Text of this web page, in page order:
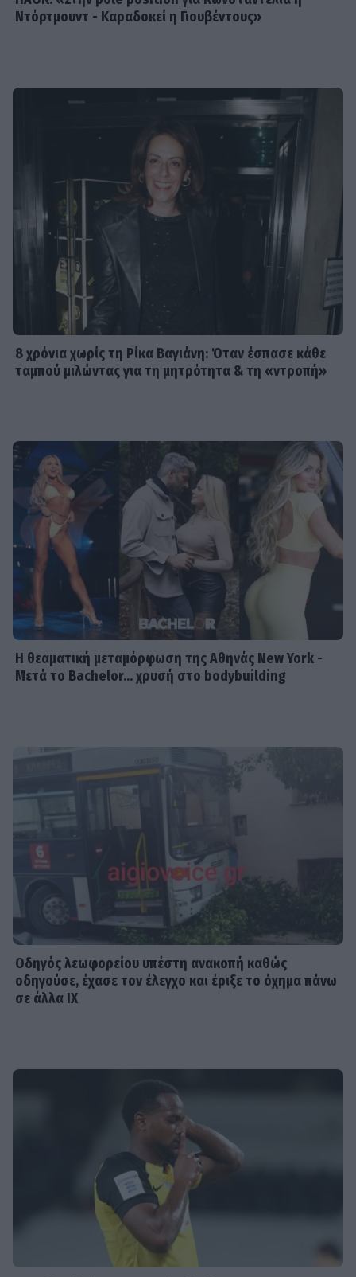
Ντόρτμουντ - Καραδοκεί η Γιουβέντους»
8 χρόνια χωρίς τη Ρίκα Βαγιάνη: Όταν έσπασε κάθε
ταμπού μιλώντας για τη μητρότητα & τη «ντροπή»
Η θεαματική μεταμόρφωση της Αθηνάς New York -
Μετά το Bachelor... χρυσή στο bodybuilding
Οδηγός λεωφορείου υπέστη ανακοπή καθώς
οδηγούσε, έχασε τον έλεγχο και έριξε το όχημα πάνω
σε άλλα ΙΧ